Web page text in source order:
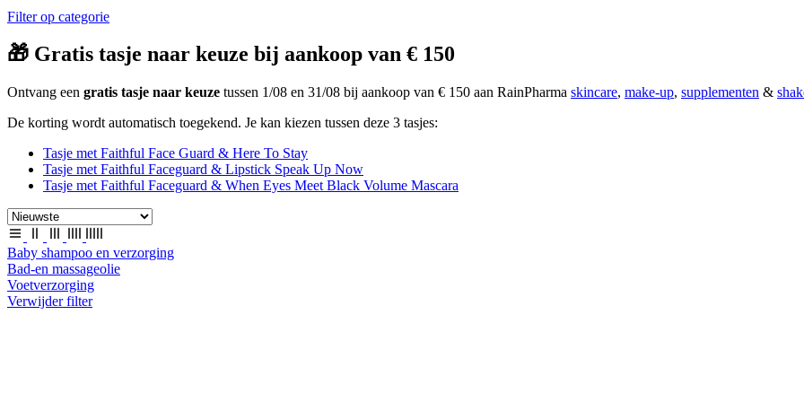
Filter op categorie
🎁 Gratis tasje naar keuze bij aankoop van € 150
Ontvang een gratis tasje naar keuze tussen 1/08 en 31/08 bij aankoop van € 150 aan RainPharma skincare, make-up, supplementen &
De korting wordt automatisch toegekend. Je kan kiezen tussen deze 3 tasjes:
Tasje met Faithful Face Guard & Here To Stay
Tasje met Faithful Faceguard & Lipstick Speak Up Now
Tasje met Faithful Faceguard & When Eyes Meet Black Volume Mascara
Baby shampoo en verzorging
Bad-en massageolie
Voetverzorging
Verwijder filter